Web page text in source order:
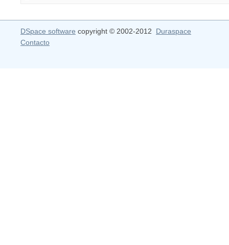
DSpace software copyright © 2002-2012 Duraspace
Contacto